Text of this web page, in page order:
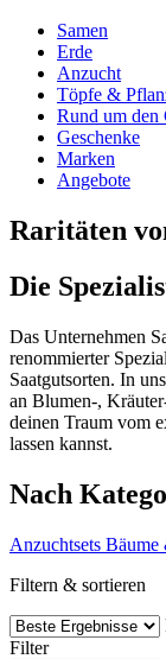
Samen
Erde
Anzucht
Töpfe &
Rund um den
Geschenke
Marken
Angebote
Raritäten
Die
Das Unternehmen
renommierter
Saatgutsorten. In
an Blumen-,
deinen Traum vom
lassen kannst.
Nach
Anzuchtsets Bäume
Filtern & sortieren
Filter